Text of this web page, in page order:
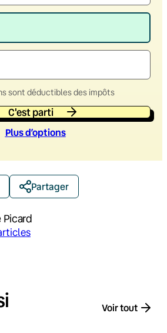
sont déductibles des impôts
C'est parti
Plus d’options
Partager
Voir tout